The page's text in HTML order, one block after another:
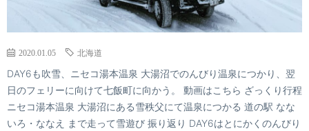
2020.01.05 北海道
DAY6も吹雪、ニセコ湯本温泉 大湯沼でのんびり温泉につかり、翌
日のフェリーに向けて七飯町に向かう。 動画はこちら ざっくり行程
ニセコ湯本温泉 大湯沼にある雪秩父にて温泉につかる 道の駅 なな
いろ・ななえ まで走って雪遊び 振り返り DAY6はとにかくのんびり